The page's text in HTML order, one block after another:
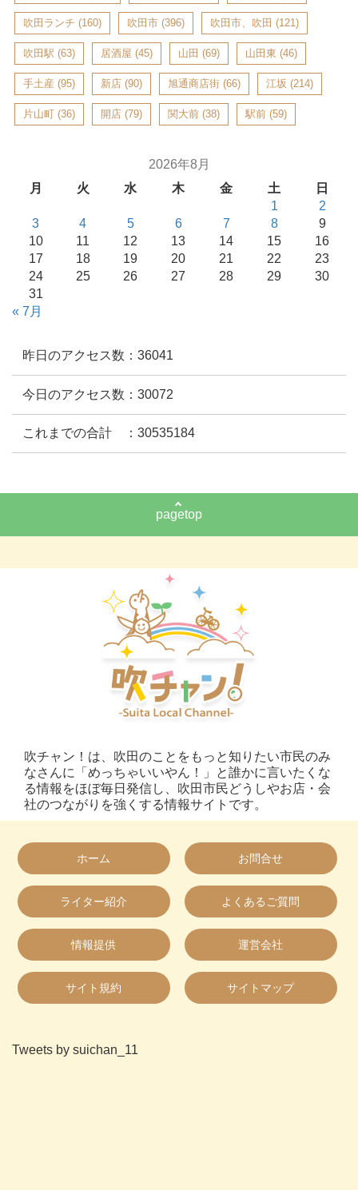
吹田ランチ (160) 吹田市 (396) 吹田市、吹田 (121)
吹田駅 (63) 居酒屋 (45) 山田 (69) 山田東 (46)
手土産 (95) 新店 (90) 旭通商店街 (66) 江坂 (214)
片山町 (36) 開店 (79) 関大前 (38) 駅前 (59)
2026年8月
月
火 水 木 金 土
日
1
2
3
4 5 6 7 8
9
10
11 12 13 14 15
16
17
18 19 20 21 22
23
24
25 26 27 28 29
30
31
« 7月
昨日のアクセス数：36041
今日のアクセス数：30072
これまでの合計 ：30535184
pagetop
吹チャン！は、吹田のことをもっと知りたい市民のみ
なさんに「めっちゃいいやん！」と誰かに言いたくな
る情報をほぼ毎日発信し、吹田市民どうしやお店・会
社のつながりを強くする情報サイトです。
ホーム お問合せ
ライター紹介 よくあるご質問
情報提供 運営会社
サイト規約 サイトマップ
Tweets by suichan_11